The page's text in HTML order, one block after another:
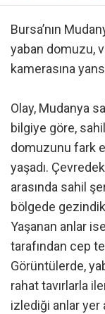
Bursa’nın
yaban domuzu,
kamerasına
Olay, Mudanya
bilgiye göre,
domuzunu fark
yaşadı.
arasında sahil
bölgede
Yaşanan anlar
tarafından cep
Görüntülerde,
rahat tavırlarla
izlediği anlar yer